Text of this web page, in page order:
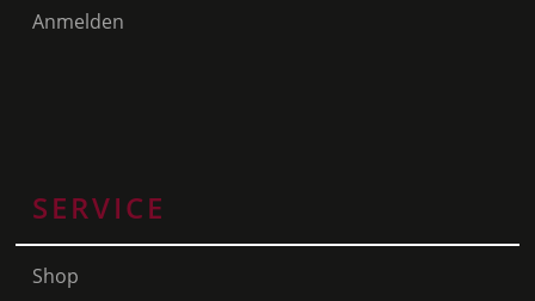
Anmelden
SERVICE
Shop